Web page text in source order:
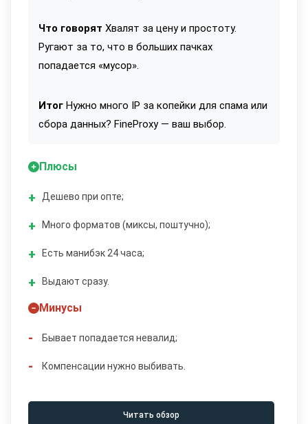
Что говорят Хвалят за цену и простоту.
Ругают за то, что в больших пачках
попадается «мусор».
Итог Нужно много IP за копейки для спама или
сбора данных? FineProxy — ваш выбор.
Плюсы
Дешево при опте;
Много форматов (миксы, поштучно);
Есть манибэк 24 часа;
Выдают сразу.
Минусы
Бывает попадается невалид;
Компенсации нужно выбивать.
Читать обзор